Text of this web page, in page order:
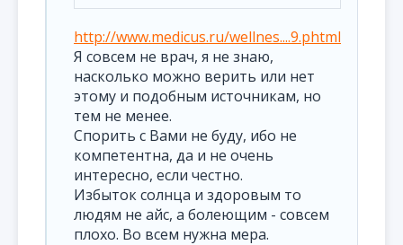
http://www.medicus.ru/wellnes....9.phtml
Я совсем не врач, я не знаю,
насколько можно верить или нет
этому и подобным источникам, но
тем не менее.
Спорить с Вами не буду, ибо не
компетентна, да и не очень
интересно, если честно.
Избыток солнца и здоровым то
людям не айс, а болеющим - совсем
плохо. Во всем нужна мера.